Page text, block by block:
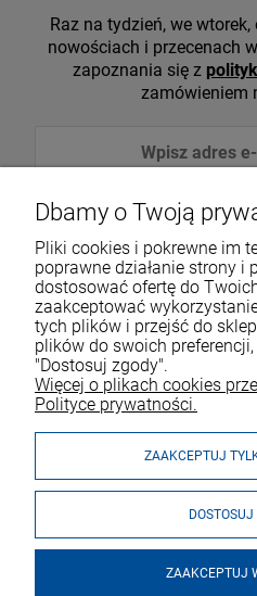
Raz na tydzień, we
nowościach i przecenach
zapoznania się z
zamówieniem
Dbamy o Twoją
Pliki cookies i pokrewne im
poprawne działanie strony i
dostosować ofertę do
zaakceptować
tych plików i przejść do
plików do swoich
"Dostosuj zgody".
Więcej o plikach cookies
Polityce prywatności.
ZAAKCEPTUJ
DOSTOSUJ
ZAAKCEPTUJ